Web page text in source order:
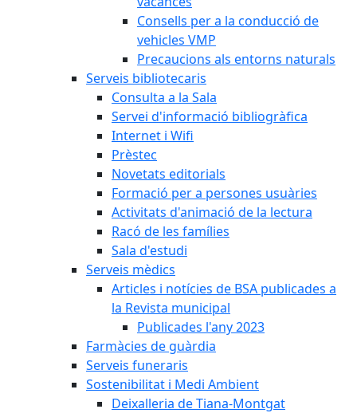
Consells per a la conducció de
vehicles VMP
Precaucions als entorns naturals
Serveis bibliotecaris
Consulta a la Sala
Servei d'informació bibliogràfica
Internet i Wifi
Prèstec
Novetats editorials
Formació per a persones usuàries
Activitats d'animació de la lectura
Racó de les famílies
Sala d'estudi
Serveis mèdics
Articles i notícies de BSA publicades a
la Revista municipal
Publicades l'any 2023
Farmàcies de guàrdia
Serveis funeraris
Sostenibilitat i Medi Ambient
Deixalleria de Tiana-Montgat